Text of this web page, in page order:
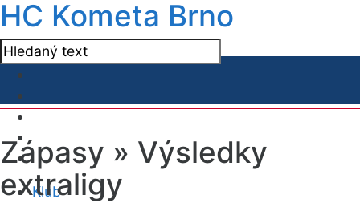
HC Kometa Brno
Klub
Zápasy » Výsledky
extraligy